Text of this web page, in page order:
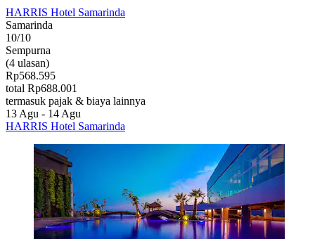
HARRIS Hotel Samarinda
Samarinda
10/10
Sempurna
(4 ulasan)
Rp568.595
total Rp688.001
termasuk pajak & biaya lainnya
13 Agu - 14 Agu
HARRIS Hotel Samarinda